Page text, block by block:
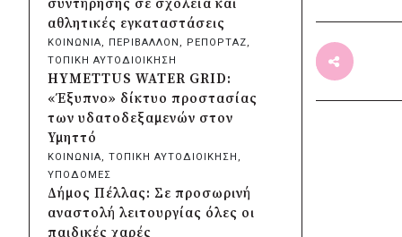
με τις θαλάσσιες χελώνες
πριν από 6 ώρες
Δήμος Κυθήρων: Απαγόρευση
πρόσβασης στην παραλία
Λυκοδήμου για λόγους
ασφαλείας
πριν από 7 ώρες
Προφυλακίστηκε ο δήμαρχος
Στυλίδας για τη φωτιά στη
Βοιωτία – Σε αναστολή το
αιολικό πάρκο
πριν από μία μέρα
συντήρησης σε σχολεία και
αθλητικές εγκαταστάσεις
ΚΟΙΝΩΝΙΑ, ΠΕΡΙΒΑΛΛΟΝ , ΡΕΠΟΡΤΑΖ
ΤΟΠΙΚΗ ΑΥΤΟΔΙΟΙΚΗΣΗ
HYMETTUS WATER GRID:
«Έξυπνο» δίκτυο προστασίας
των υδατοδεξαμενών στον
Υμηττό
ΚΟΙΝΩΝΙΑ, ΤΟΠΙΚΗ ΑΥΤΟΔΙΟΙΚΗΣΗ
ΥΠΟΔΟΜΕΣ
Δήμος Πέλλας: Σε προσωρινή
αναστολή λειτουργίας όλες οι
παιδικές χαρές